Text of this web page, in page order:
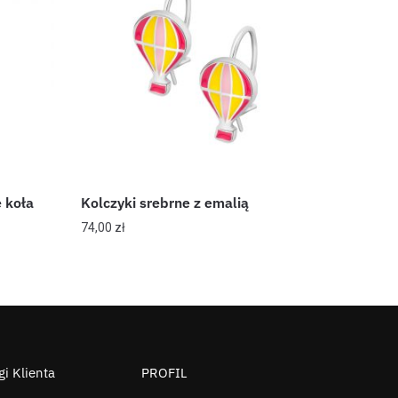
Kolczyki srebrne z emalią
74,00 zł
Klienta PROFIL